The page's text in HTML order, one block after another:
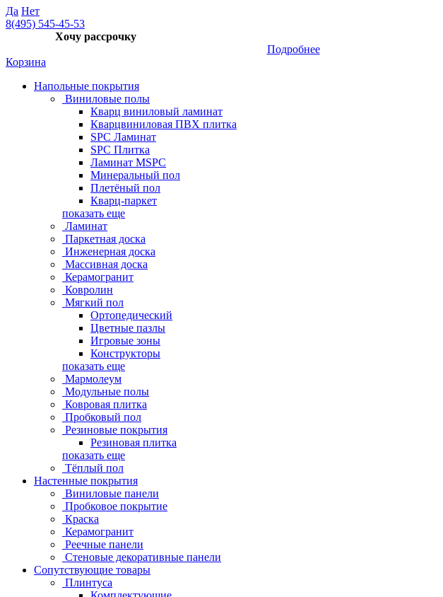
Да Нет
8(495) 545-45-53
Хочу рассрочку
Подробнее
Корзина
Напольные покрытия
Виниловые полы
Кварц виниловый ламинат
Кварцвиниловая ПВХ плитка
SPC Ламинат
SPC Плитка
Ламинат MSPC
Минеральный пол
Плетёный пол
Кварц-паркет
показать еще
Ламинат
Паркетная доска
Инженерная доска
Массивная доска
Керамогранит
Ковролин
Мягкий пол
Ортопедический
Цветные пазлы
Игровые зоны
Конструкторы
показать еще
Мармолеум
Модульные полы
Ковровая плитка
Пробковый пол
Резиновые покрытия
Резиновая плитка
показать еще
Тёплый пол
Настенные покрытия
Виниловые панели
Пробковое покрытие
Краска
Керамогранит
Реечные панели
Стеновые декоративные панели
Сопутствующие товары
Плинтуса